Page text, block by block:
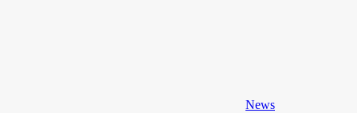
News